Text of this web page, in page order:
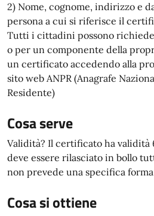
2) Nome, cognome, indirizzo e
persona a cui si riferisce il
Tutti i cittadini possono
o per un componente della
un certificato accedendo alla
sito web ANPR (Anagrafe
Residente)
Cosa serve
Validità? Il certificato ha validità
deve essere rilasciato in bollo
non prevede una specifica
Cosa si ottiene